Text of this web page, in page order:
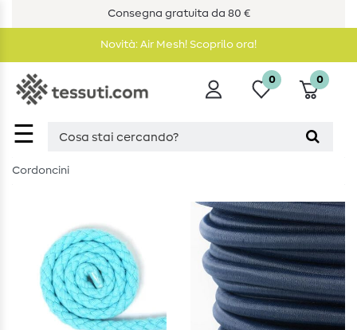
Consegna gratuita da 80 €
Novità: Air Mesh! Scoprilo ora!
☰
0 0
Cordoncini